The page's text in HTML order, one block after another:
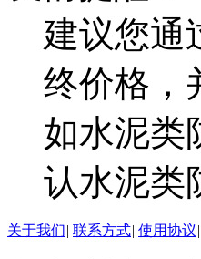
建议您通
终价格，
如水泥类
认水泥类
关于我们| 联系方式| 使用协议|